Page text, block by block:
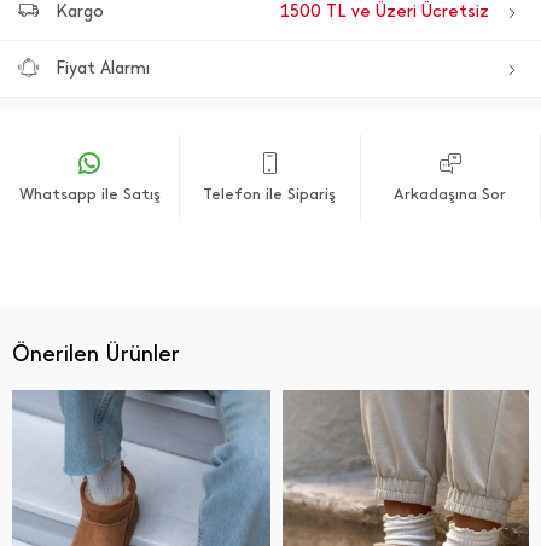
Kargo 1500 TL ve Üzeri Ücretsiz
Fiyat Alarmı
Whatsapp ile Satış Telefon ile Sipariş Arkadaşına Sor
Önerilen Ürünler